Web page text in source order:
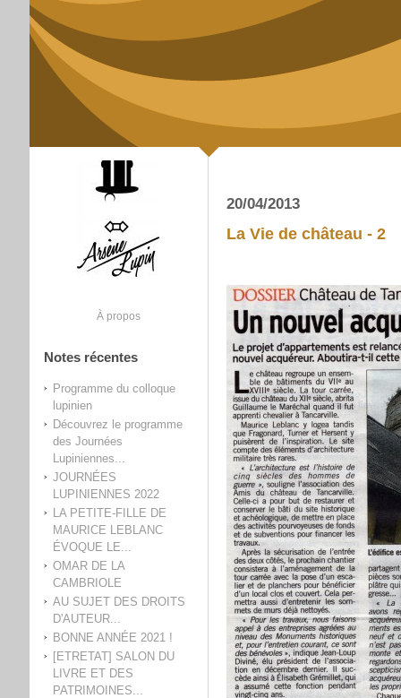
À propos
Notes récentes
Programme du colloque
lupinien
Découvrez le programme
des Journées
Lupiniennes...
JOURNÉES
LUPINIENNES 2022
LA PETITE-FILLE DE
MAURICE LEBLANC
ÉVOQUE LE...
OMAR DE LA
CAMBRIOLE
AU SUJET DES DROITS
D'AUTEUR...
BONNE ANNÉE 2021 !
[ETRETAT] SALON DU
LIVRE ET DES
PATRIMOINES...
20/04/2013
La Vie de château - 2